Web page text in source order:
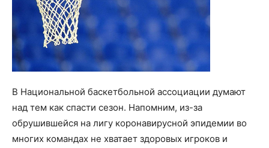
В Национальной баскетбольной ассоциации думают
над тем как спасти сезон. Напомним, из-за
обрушившейся на лигу коронавирусной эпидемии во
многих командах не хватает здоровых игроков и